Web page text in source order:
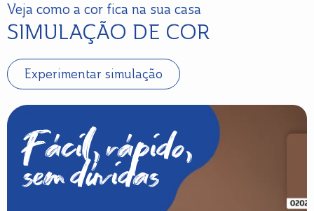
Veja como a cor fica na sua casa
SIMULAÇÃO DE COR
Experimentar simulação
Fácil, rápido,
sem dúvidas